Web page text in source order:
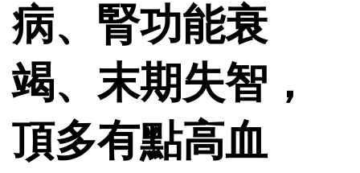
病、腎功能衰
竭、末期失智，
頂多有點高血